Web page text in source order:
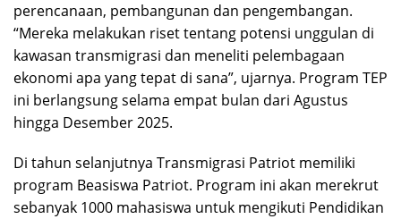
perencanaan, pembangunan dan pengembangan.
“Mereka melakukan riset tentang potensi unggulan di
kawasan transmigrasi dan meneliti pelembagaan
ekonomi apa yang tepat di sana”, ujarnya. Program TEP
ini berlangsung selama empat bulan dari Agustus
hingga Desember 2025.
Di tahun selanjutnya Transmigrasi Patriot memiliki
program Beasiswa Patriot. Program ini akan merekrut
sebanyak 1000 mahasiswa untuk mengikuti Pendidikan